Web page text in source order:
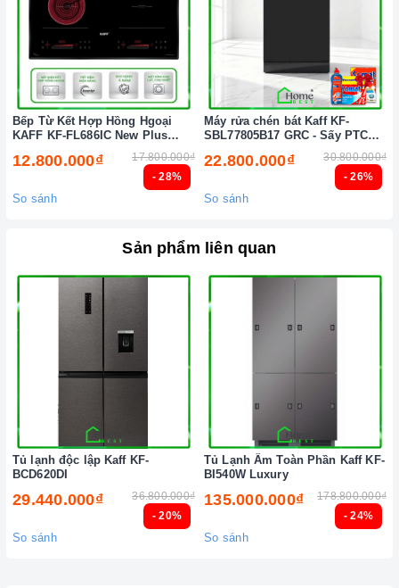
Ảnh minh họa
- 28%
Bếp Từ Kết Hợp Hồng Hgoại
KAFF KF-FL686IC New Plus
12.800.000₫ 17.800.000₫
So sánh
- 26%
Máy rửa chén bát Kaff KF-
SBL77805B17 GRC - Sấy PTC
22.800.000₫ 30.800.000₫
So sánh
Sản phẩm liên quan
- 20%
Tủ lạnh độc lập Kaff KF-
BCD620DI
29.440.000₫ 36.800.000₫
So sánh
- 24%
Tủ Lạnh Âm Toàn Phần Kaff KF-
BI540W Luxury
135.000.000₫ 178.800.000₫
So sánh